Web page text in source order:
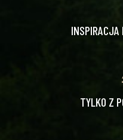
INSPIRACJA
TYLKO Z